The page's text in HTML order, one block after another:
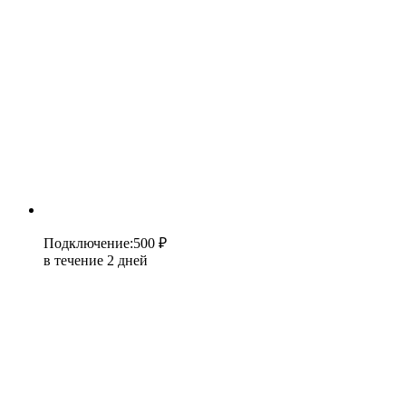
Подключение:500 ₽
в течение 2 дней